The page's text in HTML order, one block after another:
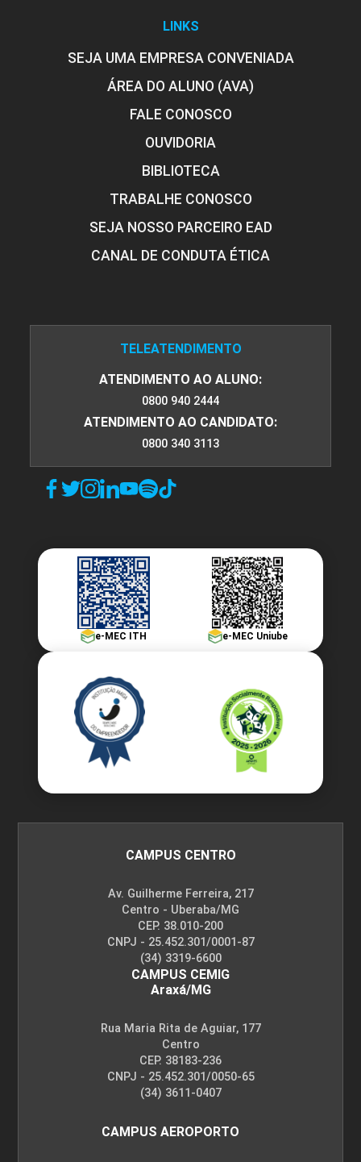
LINKS
SEJA UMA EMPRESA CONVENIADA
ÁREA DO ALUNO (AVA)
FALE CONOSCO
OUVIDORIA
BIBLIOTECA
TRABALHE CONOSCO
SEJA NOSSO PARCEIRO EAD
CANAL DE CONDUTA ÉTICA
TELEATENDIMENTO
ATENDIMENTO AO ALUNO:
0800 940 2444
ATENDIMENTO AO CANDIDATO:
0800 340 3113
e-MEC ITH e-MEC Uniube
CAMPUS CENTRO
Av. Guilherme Ferreira, 217
Centro - Uberaba/MG
CEP. 38.010-200
CNPJ - 25.452.301/0001-87
(34) 3319-6600
CAMPUS CEMIG
Araxá/MG
Rua Maria Rita de Aguiar, 177
Centro
CEP. 38183-236
CNPJ - 25.452.301/0050-65
(34) 3611-0407
CAMPUS AEROPORTO